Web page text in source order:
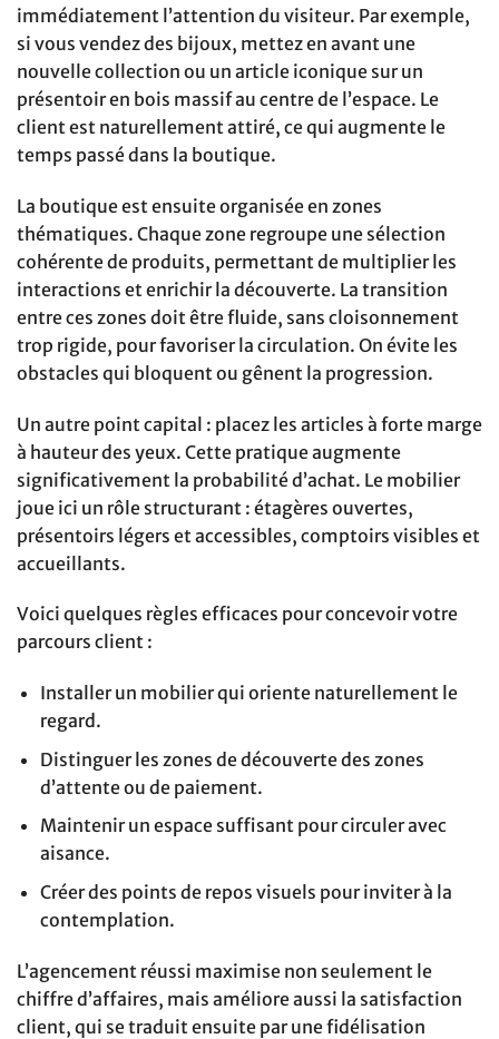
immédiatement l’attention du visiteur. Par exemple,
si vous vendez des bijoux, mettez en avant une
nouvelle collection ou un article iconique sur un
présentoir en bois massif au centre de l’espace. Le
client est naturellement attiré, ce qui augmente le
temps passé dans la boutique.
La boutique est ensuite organisée en zones
thématiques. Chaque zone regroupe une sélection
cohérente de produits, permettant de multiplier les
interactions et enrichir la découverte. La transition
entre ces zones doit être fluide, sans cloisonnement
trop rigide, pour favoriser la circulation. On évite les
obstacles qui bloquent ou gênent la progression.
Un autre point capital : placez les articles à forte marge
à hauteur des yeux. Cette pratique augmente
significativement la probabilité d’achat. Le mobilier
joue ici un rôle structurant : étagères ouvertes,
présentoirs légers et accessibles, comptoirs visibles et
accueillants.
Voici quelques règles efficaces pour concevoir votre
parcours client :
Installer un mobilier qui oriente naturellement le
regard.
Distinguer les zones de découverte des zones
d’attente ou de paiement.
Maintenir un espace suffisant pour circuler avec
aisance.
Créer des points de repos visuels pour inviter à la
contemplation.
L’agencement réussi maximise non seulement le
chiffre d’affaires, mais améliore aussi la satisfaction
client, qui se traduit ensuite par une fidélisation